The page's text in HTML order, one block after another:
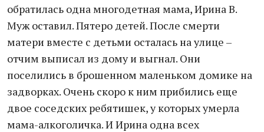
обратилась одна многодетная мама, Ирина В.
Муж оставил. Пятеро детей. После смерти
матери вместе с детьми осталась на улице –
отчим выписал из дому и выгнал. Они
поселились в брошенном маленьком домике на
задворках. Очень скоро к ним прибились еще
двое соседских ребятишек, у которых умерла
мама-алкоголичка. И Ирина одна всех